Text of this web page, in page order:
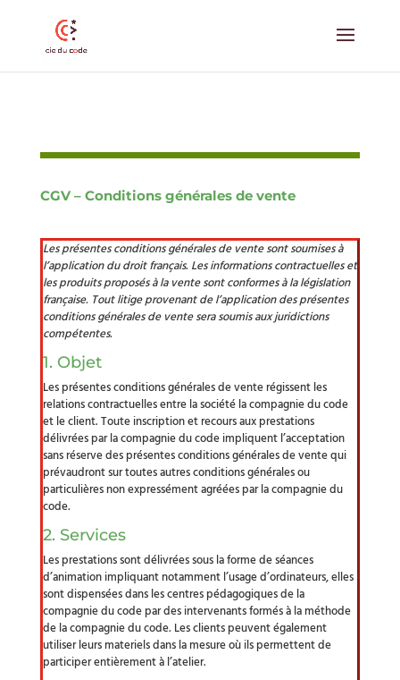
CGV – Conditions générales de vente
Les présentes conditions générales de vente sont soumises à
l’application du droit français. Les informations contractuelles et
les produits proposés à la vente sont conformes à la législation
française. Tout litige provenant de l’application des présentes
conditions générales de vente sera soumis aux juridictions
compétentes.
1. Objet
Les présentes conditions générales de vente régissent les
relations contractuelles entre la société la compagnie du code
et le client. Toute inscription et recours aux prestations
délivrées par la compagnie du code impliquent l’acceptation
sans réserve des présentes conditions générales de vente qui
prévaudront sur toutes autres conditions générales ou
particulières non expressément agréées par la compagnie du
code.
2. Services
Les prestations sont délivrées sous la forme de séances
d’animation impliquant notamment l’usage d’ordinateurs, elles
sont dispensées dans les centres pédagogiques de la
compagnie du code par des intervenants formés à la méthode
de la compagnie du code. Les clients peuvent également
utiliser leurs materiels dans la mesure où ils permettent de
participer entièrement à l’atelier.